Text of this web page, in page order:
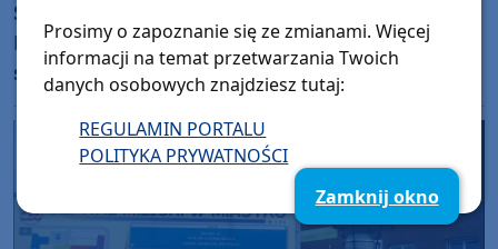
Szpital uratowany kosztem 5 mln zł.
Miasteccy radni postawieni pod ścianą w
sprawie dalszego funkcjonowania placówki
(AKTUALIZACJA)
Prosimy o zapoznanie się ze zmianami. Więcej
informacji na temat przetwarzania Twoich
danych osobowych znajdziesz tutaj:
REGULAMIN PORTALU
POLITYKA PRYWATNOŚCI
Zamknij okno